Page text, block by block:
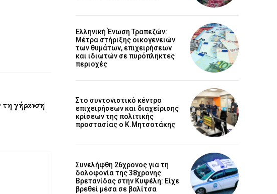
τη γήρανση
Ελληνική Ένωση Τραπεζών:
Μέτρα στήριξης οικογενειών
των θυμάτων, επιχειρήσεων
και ιδιωτών σε πυρόπληκτες
περιοχές
Στο συντονιστικό κέντρο
επιχειρήσεων και διαχείρισης
κρίσεων της πολιτικής
προστασίας ο Κ.Μητσοτάκης
Συνελήφθη 26χρονος για τη
δολοφονία της 38χρονης
Βρετανίδας στην Κυψέλη: Είχε
βρεθεί μέσα σε βαλίτσα